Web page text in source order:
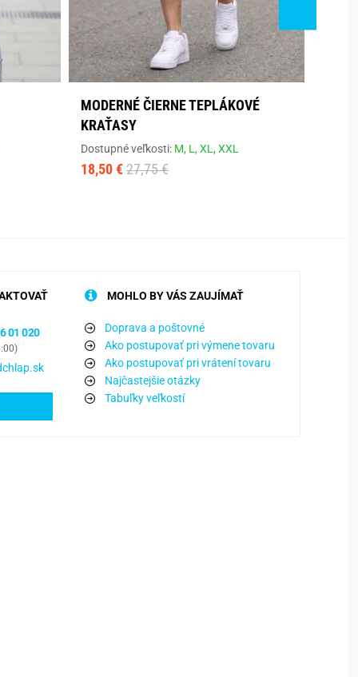
MODERNÉ ČIERNE TEPLÁKOVÉ
KRAŤASY
Dostupné veľkosti: M, L,XL,XXL
18,50 € 27,75 €
01 020
MOHLO BY VÁS ZAUJÍMAŤ
Doprava a poštovné
Ako postupovať pri výmene tovaru
Ako postupovať pri vrátení tovaru
Najčastejšie otázky
Tabuľky veľkostí